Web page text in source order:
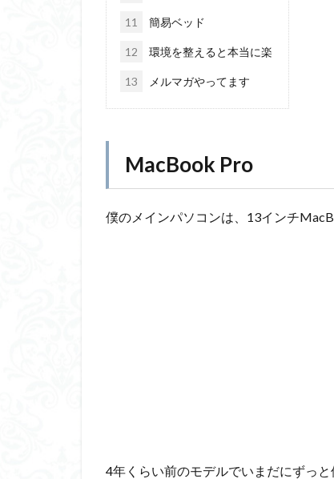
11 簡易ベッド
12 環境を整えると本当に楽
13 メルマガやってます
MacBook Pro
僕のメインパソコンは、13インチ
4年くらい前のモデルでいまだにずっと